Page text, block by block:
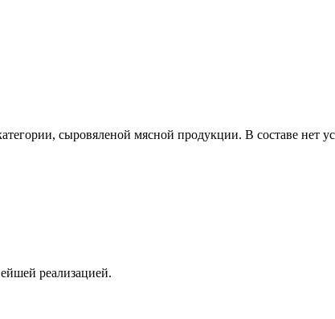
сыровяленой мясной продукции. В составе нет
реализацией.